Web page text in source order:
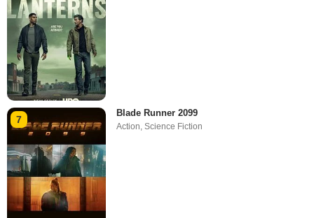
7
Blade Runner 2099
Action,Science Fiction